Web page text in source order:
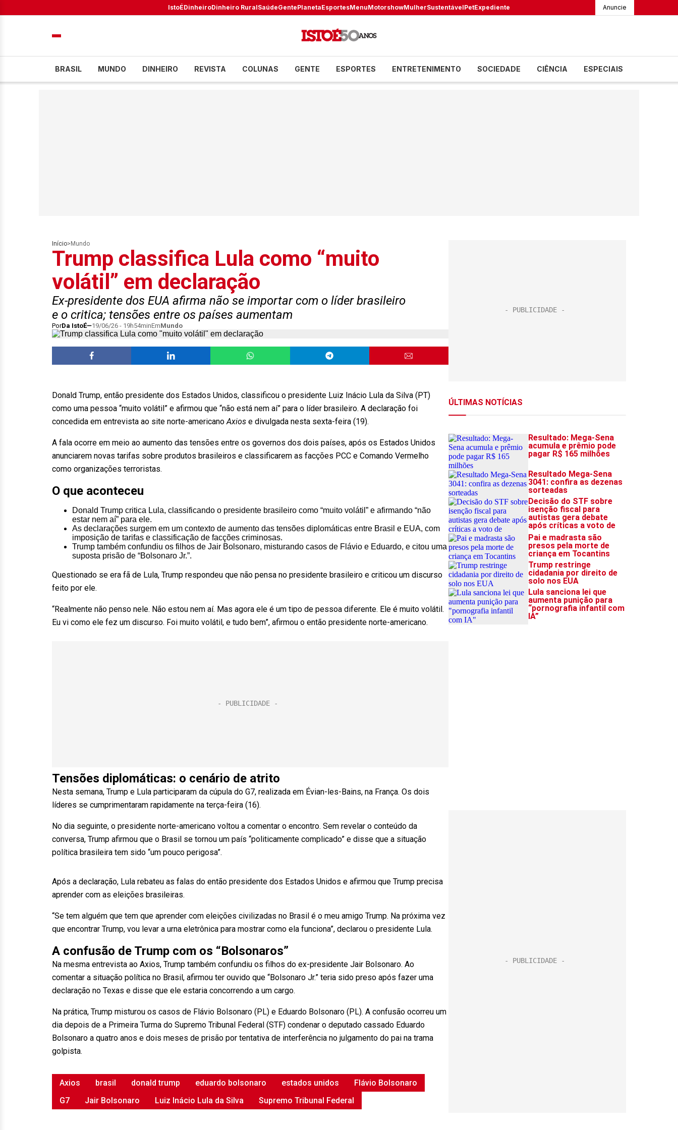
IstoÉDinheiroDinheiro RuralSaúdeGentePlanetaEsportesMenuMotorshowMulherSustentávelPetExpediente Anuncie
BRASIL MUNDO DINHEIRO REVISTA COLUNAS GENTE ESPORTES ENTRETENIMENTO SOCIEDADE CIÊNCIA ESPECIAIS
Início> Mundo
Trump classifica Lula como “muito
volátil” em declaração
Ex-presidente dos EUA afirma não se importar com o líder brasileiro
e o critica; tensões entre os países aumentam
PorDa IstoÉ 19/06/26 - 19h54minEmMundo
Donald Trump, então presidente dos Estados Unidos, classificou o presidente Luiz Inácio Lula da Silva (PT)
como uma pessoa “muito volátil” e afirmou que “não está nem aí” para o líder brasileiro. A declaração foi
concedida em entrevista ao site norte-americanoAxios e divulgada nesta sexta-feira (19).
A fala ocorre em meio ao aumento das tensões entre os governos dos dois países, após os Estados Unidos
anunciarem novas tarifas sobre produtos brasileiros e classificarem as facções PCC e Comando Vermelho
como organizações terroristas.
O que aconteceu
Donald Trump critica Lula, classificando o presidente brasileiro como “muito volátil” e afirmando “não
estar nem aí” para ele.
As declarações surgem em um contexto de aumento das tensões diplomáticas entre Brasil e EUA, com
imposição de tarifas e classificação de facções criminosas.
Trump também confundiu os filhos de Jair Bolsonaro, misturando casos de Flávio e Eduardo, e citou uma
suposta prisão de “Bolsonaro Jr.”.
Questionado se era fã de Lula, Trump respondeu que não pensa no presidente brasileiro e criticou um discurso
feito por ele.
“Realmente não penso nele. Não estou nem aí. Mas agora ele é um tipo de pessoa diferente. Ele é muito volátil.
Eu vi como ele fez um discurso. Foi muito volátil, e tudo bem”, afirmou o então presidente norte-americano.
Tensões diplomáticas: o cenário de atrito
Nesta semana, Trump e Lula participaram da cúpula do G7, realizada em Évian-les-Bains, na França. Os dois
líderes se cumprimentaram rapidamente na terça-feira (16).
No dia seguinte, o presidente norte-americano voltou a comentar o encontro. Sem revelar o conteúdo da
conversa, Trump afirmou que o Brasil se tornou um país “politicamente complicado” e disse que a situação
política brasileira tem sido “um pouco perigosa”.
Após a declaração, Lula rebateu as falas do então presidente dos Estados Unidos e afirmou que Trump precisa
aprender com as eleições brasileiras.
“Se tem alguém que tem que aprender com eleições civilizadas no Brasil é o meu amigo Trump. Na próxima vez
que encontrar Trump, vou levar a urna eletrônica para mostrar como ela funciona”, declarou o presidente Lula.
A confusão de Trump com os “Bolsonaros”
Na mesma entrevista ao Axios, Trump também confundiu os filhos do ex-presidente Jair Bolsonaro. Ao
comentar a situação política no Brasil, afirmou ter ouvido que “Bolsonaro Jr.” teria sido preso após fazer uma
declaração no Texas e disse que ele estaria concorrendo a um cargo.
Na prática, Trump misturou os casos de Flávio Bolsonaro (PL) e Eduardo Bolsonaro (PL). A confusão ocorreu um
dia depois de a Primeira Turma do Supremo Tribunal Federal (STF) condenar o deputado cassado Eduardo
Bolsonaro a quatro anos e dois meses de prisão por tentativa de interferência no julgamento do pai na trama
golpista.
Axios brasil donald trump eduardo bolsonaro estados unidos
Flávio Bolsonaro
G7
Jair Bolsonaro Luiz Inácio Lula da Silva Supremo Tribunal Federal